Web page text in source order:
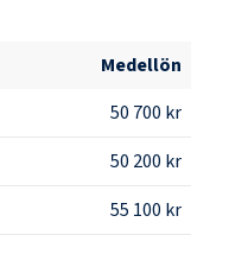
Medellön
50 700 kr
50 200 kr
55 100 kr